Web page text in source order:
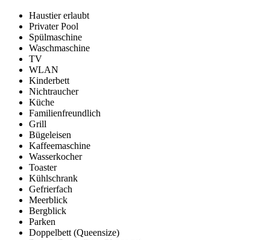
Haustier erlaubt
Privater Pool
Spülmaschine
Waschmaschine
TV
WLAN
Kinderbett
Nichtraucher
Küche
Familienfreundlich
Grill
Bügeleisen
Kaffeemaschine
Wasserkocher
Toaster
Kühlschrank
Gefrierfach
Meerblick
Bergblick
Parken
Doppelbett (Queensize)